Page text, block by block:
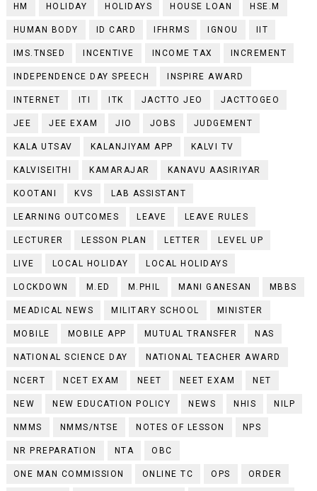
HM HOLIDAY HOLIDAYS HOUSE LOAN HSE.M
HUMAN BODY ID CARD IFHRMS IGNOU IIT
IMS.TNSED INCENTIVE INCOME TAX INCREMENT
INDEPENDENCE DAY SPEECH INSPIRE AWARD
INTERNET ITI ITK JACTTO JEO JACTTOGEO
JEE JEE EXAM JIO JOBS JUDGEMENT
KALA UTSAV KALANJIYAM APP KALVI TV
KALVISEITHI KAMARAJAR KANAVU AASIRIYAR
KOOTANI KVS LAB ASSISTANT
LEARNING OUTCOMES LEAVE LEAVE RULES
LECTURER LESSON PLAN LETTER LEVEL UP
LIVE LOCAL HOLIDAY LOCAL HOLIDAYS
LOCKDOWN M.ED M.PHIL MANI GANESAN MBBS
MEADICAL NEWS MILITARY SCHOOL MINISTER
MOBILE MOBILE APP MUTUAL TRANSFER NAS
NATIONAL SCIENCE DAY NATIONAL TEACHER AWARD
NCERT NCET EXAM NEET NEET EXAM NET
NEW NEW EDUCATION POLICY NEWS NHIS NILP
NMMS NMMS/NTSE NOTES OF LESSON NPS
NR PREPARATION NTA OBC
ONE MAN COMMISSION ONLINE TC OPS ORDER